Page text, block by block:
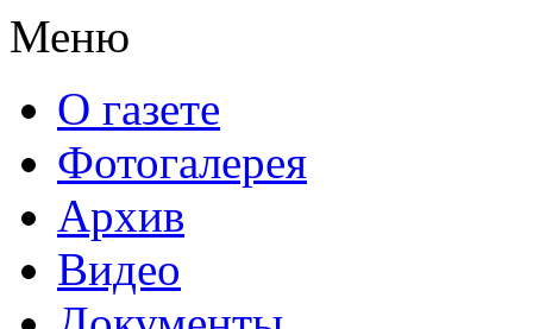
Меню
О газете
Фотогалерея
Архив
Видео